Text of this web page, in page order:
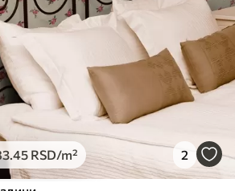
.45 RSD/m² 2